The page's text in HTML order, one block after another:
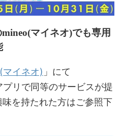
マイネオ)でも専用
イネオ) 」にて
プリで同等のサービスが提
を持たれた方はご参照下